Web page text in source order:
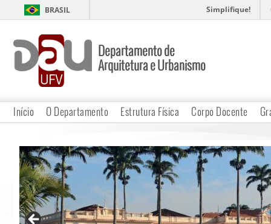
BRASIL Simplifique!
Departamento de
Arquitetura e Urbanismo
Início O Departamento Estrutura Física Corpo Docente